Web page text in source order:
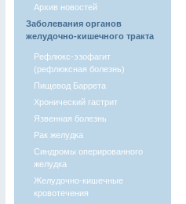
Архив новостей
Заболевания органов
желудочно-кишечного тракта
Рефлюкс-эзофагит
(рефлюксная болезнь)
Пищевод Баррета
Хронический гастрит
Язвенная болезнь
Рак желудка
Синдромы оперированного
желудка
Желудочно-кишечные
кровотечения